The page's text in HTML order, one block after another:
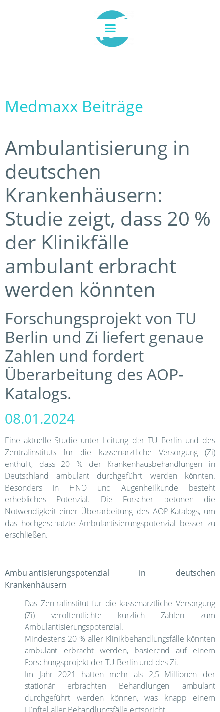
Medmaxx Beiträge
Ambulantisierung in
deutschen
Krankenhäusern:
Studie zeigt, dass 20 %
der Klinikfälle
ambulant erbracht
werden könnten
Forschungsprojekt von TU
Berlin und Zi liefert genaue
Zahlen und fordert
Überarbeitung des AOP-
Katalogs.
08.01.2024
Eine aktuelle Studie unter Leitung der TU Berlin und des
Zentralinstituts für die kassenärztliche Versorgung (Zi)
enthüllt, dass 20 % der Krankenhausbehandlungen in
Deutschland ambulant durchgeführt werden könnten.
Besonders in HNO und Augenheilkunde besteht
erhebliches Potenzial. Die Forscher betonen die
Notwendigkeit einer Überarbeitung des AOP-Katalogs, um
das hochgeschätzte Ambulantisierungspotenzial besser zu
erschließen.
Ambulantisierungspotenzial in deutschen
Krankenhäusern
Das Zentralinstitut für die kassenärztliche Versorgung
(Zi) veröffentlichte kürzlich Zahlen zum
Ambulantisierungspotenzial.
Mindestens 20 % aller Klinikbehandlungsfälle könnten
ambulant erbracht werden, basierend auf einem
Forschungsprojekt der TU Berlin und des Zi.
Im Jahr 2021 hätten mehr als 2,5 Millionen der
stationär erbrachten Behandlungen ambulant
durchgeführt werden können, was knapp einem
Fünftel aller Behandlungsfälle entspricht.